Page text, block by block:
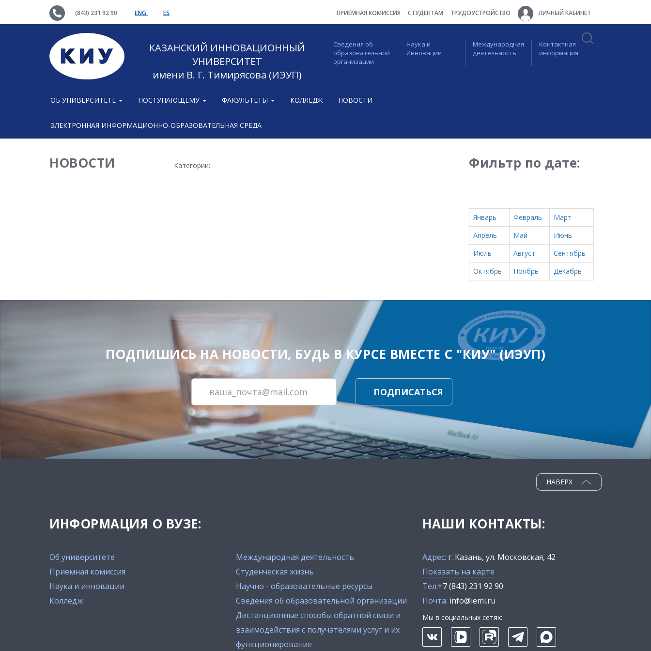
(843) 231 92 90 ENG ES ПРИЁМНАЯ КОМИССИЯ СТУДЕНТАМ ТРУДОУСТРОЙСТВО ЛИЧНЫЙ КАБИНЕТ
КАЗАНСКИЙ ИННОВАЦИОННЫЙ
УНИВЕРСИТЕТ
имени В. Г. Тимирясова (ИЭУП)
Сведения об
образовательной
организации
Наука и
Инновации
Международная
деятельность
Контактная
информация
ОБ УНИВЕРСИТЕТЕ ПОСТУПАЮЩЕМУ ФАКУЛЬТЕТЫ КОЛЛЕДЖ НОВОСТИ
ЭЛЕКТРОННАЯ ИНФОРМАЦИОННО-ОБРАЗОВАТЕЛЬНАЯ СРЕДА
НОВОСТИ Категории: Фильтр по дате:
Январь Февраль
Март
Апрель
Май
Июнь
Июль
Август
Сентябрь
Октябрь
Ноябрь Декабрь
ПОДПИШИСЬ НА НОВОСТИ, БУДЬ В КУРСЕ ВМЕСТЕ С "КИУ" (ИЭУП)
ПОДПИСАТЬСЯ
ИНФОРМАЦИЯ О ВУЗЕ:
Об университете
Приемная комиссия
Наука и инновации
Колледж
Международная деятельность
Студенческая жизнь
Научно - образовательные ресурсы
Сведения об образовательной организации
Дистанционные способы обратной связи и
взаимодействия с получателями услуг и их
функционирование
НАВЕРХ
НАШИ КОНТАКТЫ:
Адрес: г. Казань, ул. Московская, 42
Показать на карте
Тел:+7 (843) 231 92 90
Почта: info@ieml.ru
Мы в социальных сетях: